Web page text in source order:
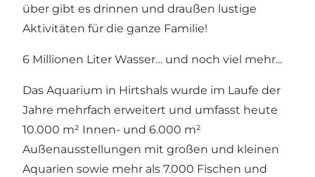
über gibt es drinnen und draußen lustige
Aktivitäten für die ganze Familie!
6 Millionen Liter Wasser… und noch viel mehr...
Das Aquarium in Hirtshals wurde im Laufe der
Jahre mehrfach erweitert und umfasst heute
10.000 m² Innen- und 6.000 m²
Außenausstellungen mit großen und kleinen
Aquarien sowie mehr als 7.000 Fischen und